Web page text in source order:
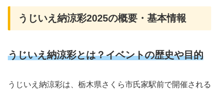
うじいえ納涼彩2025の概要・基本情報
うじいえ納涼彩とは？イベントの歴史や目的
うじいえ納涼彩は、栃木県さくら市氏家駅前で開催される